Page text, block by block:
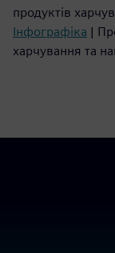
продуктів
Інфографіка |
харчування та